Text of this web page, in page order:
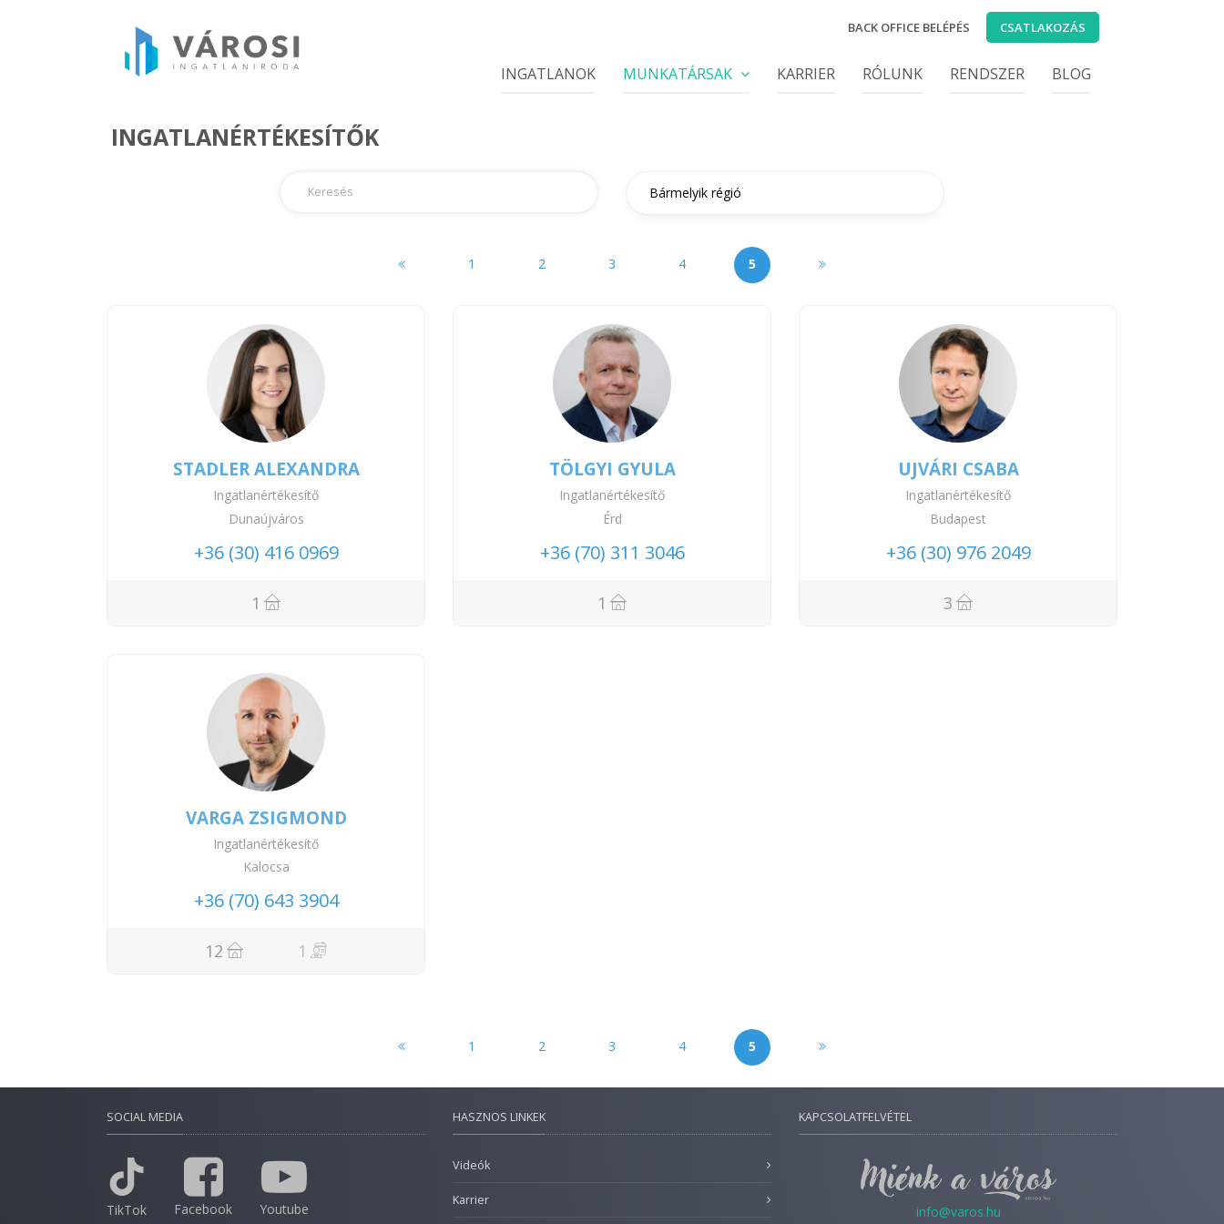
BACK OFFICE BELÉPÉS CSATLAKOZÁS
INGATLANOK MUNKATÁRSAK KARRIER RÓLUNK RENDSZER BLOG
INGATLANÉRTÉKESÍTŐK
1 2 3 4 5
STADLER ALEXANDRA
Ingatlanértékesítő
Dunaújváros
+36 (30) 416 0969
1
TÖLGYI GYULA
Ingatlanértékesítő
Érd
+36 (70) 311 3046
1
UJVÁRI CSABA
Ingatlanértékesítő
Budapest
+36 (30) 976 2049
3
VARGA ZSIGMOND
Ingatlanértékesítő
Kalocsa
+36 (70) 643 3904
12 1
1 2 3 4 5
SOCIAL MEDIA
TikTok Facebook Youtube
HASZNOS LINKEK
Videók
Karrier
KAPCSOLATFELVÉTEL
info@varos.hu